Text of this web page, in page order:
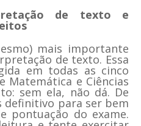
de texto e
mais importante
de texto. Essa
em todas as cinco
Matemática e Ciências
sem ela, não dá. De
definitivo para ser bem
pontuação do exame.